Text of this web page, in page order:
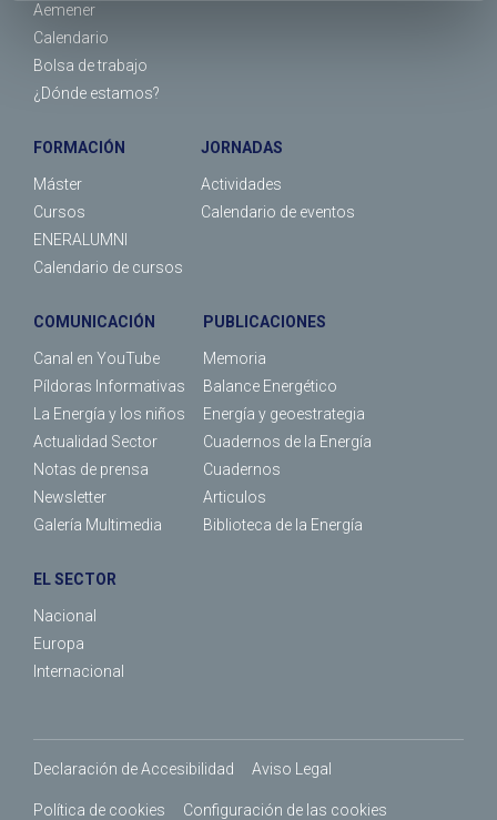
Aemener
Calendario
Bolsa de trabajo
¿Dónde estamos?
FORMACIÓN
Máster
Cursos
ENERALUMNI
Calendario de cursos
JORNADAS
Actividades
Calendario de eventos
COMUNICACIÓN
Canal en YouTube
Píldoras Informativas
La Energía y los niños
Actualidad Sector
Notas de prensa
Newsletter
Galería Multimedia
PUBLICACIONES
Memoria
Balance Energético
Energía y geoestrategia
Cuadernos de la Energía
Cuadernos
Articulos
Biblioteca de la Energía
EL SECTOR
Nacional
Europa
Internacional
Declaración de Accesibilidad Aviso Legal
Política de cookies Configuración de las cookies